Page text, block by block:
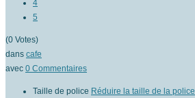
4
5
(0 Votes)
dans cafe
avec 0 Commentaires
Taille de police Réduire la taille de la police